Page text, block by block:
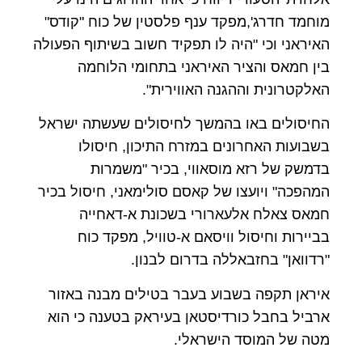
מוחמד חדרג',מפקד ענף פלסטין של כוח "קודס"
האיראני וכי "היה לו תפקיד חשוב בשיתוף הפעולה
בין חמאס והציר האיראני בתחומי הלוחמה
האלקטרונית וההגנה האווירית".
החיסולים באו בהמשך לחיסולים שעשתה ישראל
בשבועות האחרונים במזרח התיכון, חיסולו
בדמשק של רזא מוסאווי, בכיר "משמרות
המהפכה" ויועצו של קאסם סולימאני, חיסול בכיר
חמאס צאלח אלעארורי בשכונת א-דאחייה
בביירות וחיסול וויסאם א-טוויל, מפקד כוח
"רדוואן" בחזבאללה בדרום לבנון.
איראן תקפה בשבוע בעבר בטילים מבנה באזור
ארביל בחבל כורדיסטאן בעיראק בטענה כי הוא
מטה של המוסד הישראלי.